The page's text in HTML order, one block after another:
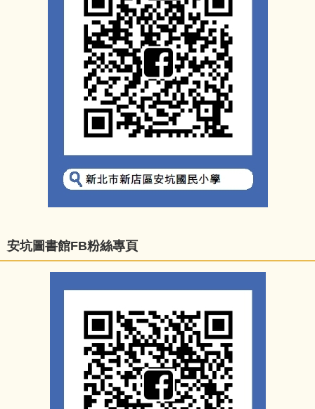
安坑圖書館FB粉絲專頁